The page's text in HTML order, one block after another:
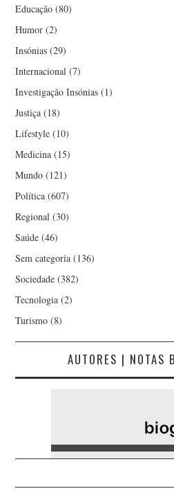
Educação (80)
Humor (2)
Insónias (29)
Internacional (7)
Investigação Insónias (1)
Justiça (18)
Lifestyle (10)
Medicina (15)
Mundo (121)
Política (607)
Regional (30)
Saúde (46)
Sem categoria (136)
Sociedade (382)
Tecnologia (2)
Turismo (8)
AUTORES | NOTAS